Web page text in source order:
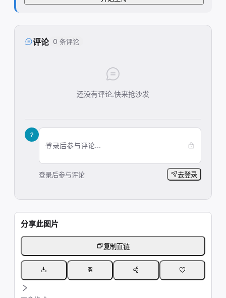
评论 0 条评论
还没有评论,快来抢沙发
?
登录后参与评论...
登录后参与评论 去登录
分享此图片
复制直链